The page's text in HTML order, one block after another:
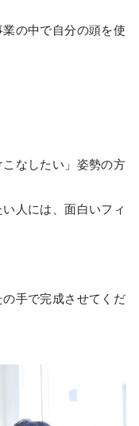
の中で自分の頭を使
なしたい」姿勢の方
人には、面白いフィ
手で完成させてくだ